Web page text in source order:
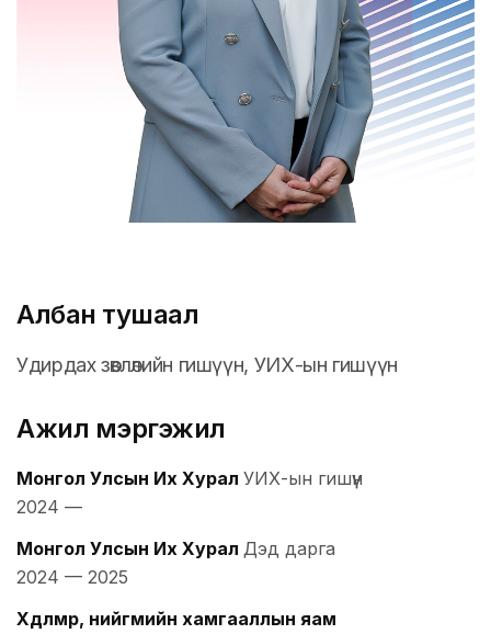
Албан тушаал
Удирдах зөвлөлийн гишүүн, УИХ-ын гишүүн
Ажил мэргэжил
Монгол Улсын Их Хурал УИХ-ын гишүүн
2024 —
Монгол Улсын Их Хурал Дэд дарга
2024 — 2025
Хөдөлмөр, нийгмийн хамгааллын яам